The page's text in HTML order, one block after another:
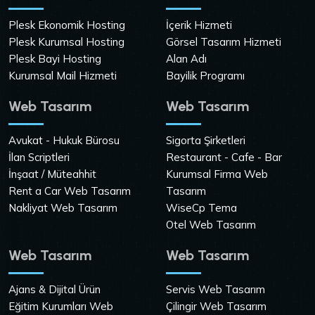
Plesk Ekonomik Hosting
Plesk Kurumsal Hosting
Plesk Bayi Hosting
Kurumsal Mail Hizmeti
İçerik Hizmeti
Görsel Tasarım Hizmeti
Alan Adı
Bayilik Programı
Web Tasarım
Avukat - Hukuk Bürosu
İlan Scriptleri
İnşaat / Müteahhit
Rent a Car Web Tasarım
Nakliyat Web Tasarım
Web Tasarım
Sigorta Şirketleri
Restaurant - Cafe - Bar
Kurumsal Firma Web
Tasarım
WiseCp Tema
Otel Web Tasarım
Web Tasarım
Ajans & Dijital Ürün
Eğitim Kurumları Web
Web Tasarım
Servis Web Tasarım
Çilingir Web Tasarım